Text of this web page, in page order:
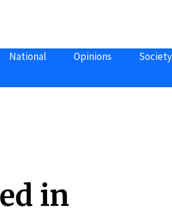
National Opinions Society
in